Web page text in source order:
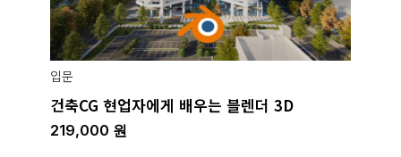
입문
건축CG 현업자에게 배우는 블렌더 3D
219,000 원